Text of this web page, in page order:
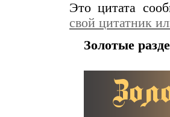
Это цитата
свой цитатник
Золотые